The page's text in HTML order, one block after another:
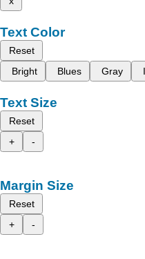
Text Color
Reset
Bright
Blues Gray
Text Size
Reset
+
-
Margin Size
Reset
+
-